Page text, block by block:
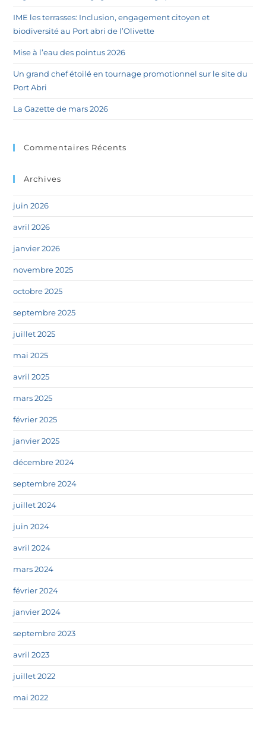
IME les terrasses: Inclusion, engagement citoyen et
biodiversité au Port abri de l’Olivette
Mise à l’eau des pointus 2026
Un grand chef étoilé en tournage promotionnel sur le site du
Port Abri
La Gazette de mars 2026
Commentaires Récents
Archives
juin 2026
avril 2026
janvier 2026
novembre 2025
octobre 2025
septembre 2025
juillet 2025
mai 2025
avril 2025
mars 2025
février 2025
janvier 2025
décembre 2024
septembre 2024
juillet 2024
juin 2024
avril 2024
mars 2024
février 2024
janvier 2024
septembre 2023
avril 2023
juillet 2022
mai 2022